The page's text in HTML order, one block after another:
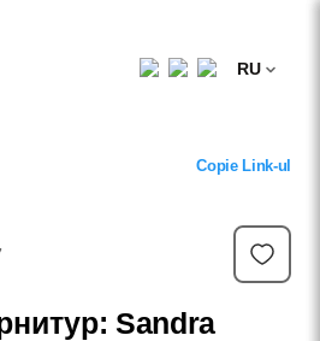
RU
Copie Link-ul
Sandra